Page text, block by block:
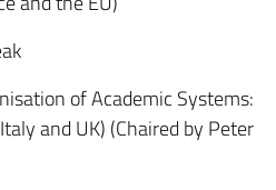
of Academic Systems:
and UK) (Chaired by Peter